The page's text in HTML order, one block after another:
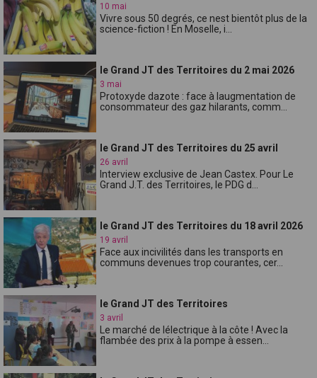
10 mai
Vivre sous 50 degrés, ce nest bientôt plus de la
science-fiction ! En Moselle, i...
le Grand JT des Territoires du 2 mai 2026
3 mai
Protoxyde dazote : face à laugmentation de
consommateur des gaz hilarants, comm...
le Grand JT des Territoires du 25 avril
26 avril
Interview exclusive de Jean Castex. Pour Le
Grand J.T. des Territoires, le PDG d...
le Grand JT des Territoires du 18 avril 2026
19 avril
Face aux incivilités dans les transports en
communs devenues trop courantes, cer...
le Grand JT des Territoires
3 avril
Le marché de lélectrique à la côte ! Avec la
flambée des prix à la pompe à essen...